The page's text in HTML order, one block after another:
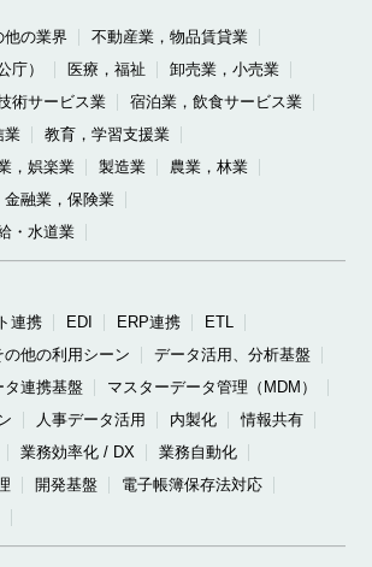
他の業界
不動産業，物品賃貸業
庁）
医療，福祉
卸売業，小売業
術サービス業
宿泊業，飲食サービス業
業
教育，学習支援業
，娯楽業
製造業
農業，林業
金融業，保険業
・水道業
連携 EDI ERP連携
ETL
の他の利用シーン
データ活用、分析基盤
タ連携基盤
マスターデータ管理（MDM）
人事データ活用 内製化
情報共有
業務効率化 / DX
業務自動化
開発基盤
電子帳簿保存法対応